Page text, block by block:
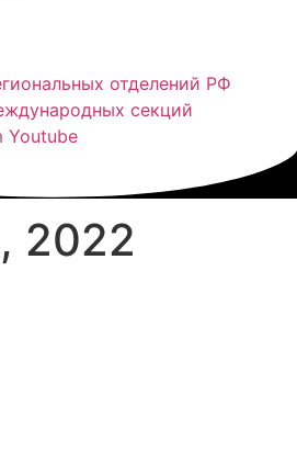
отделений РФ
секций
Youtube
2022